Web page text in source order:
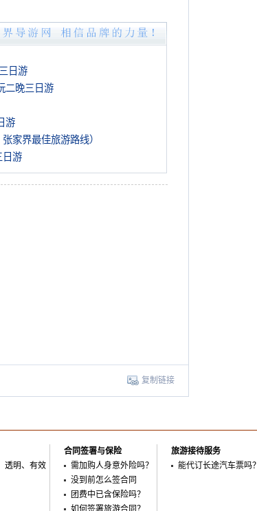
日游
二晚三日游
游
家界最佳旅游路线）
日游
复制链接
透明、有效
合同签署与保险
需加购人身意外险吗？
没到前怎么签合同
团费中已含保险吗？
如何签署旅游合同？
旅游接待服务
能代订长途汽车票吗？